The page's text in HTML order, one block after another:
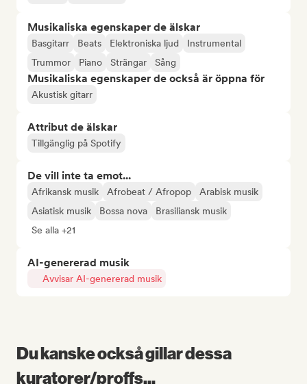
Musikaliska egenskaper de älskar
Basgitarr Beats Elektroniska ljud
Instrumental
Trummor
Piano Strängar Sång
Musikaliska egenskaper de också är öppna för
Akustisk gitarr
Attribut de älskar
Tillgänglig på Spotify
De vill inte ta emot...
Afrikansk musik Afrobeat / Afropop
Arabisk musik
Asiatisk musik
Bossa nova
Brasiliansk musik
Se alla +21
AI-genererad musik
Avvisar AI-genererad musik
Du kanske också gillar dessa
kuratorer/proffs...